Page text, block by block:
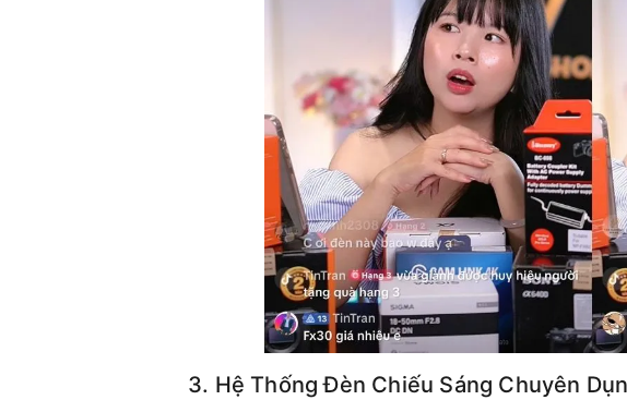
3. Hệ Thống Đèn Chiếu Sáng Chuyên